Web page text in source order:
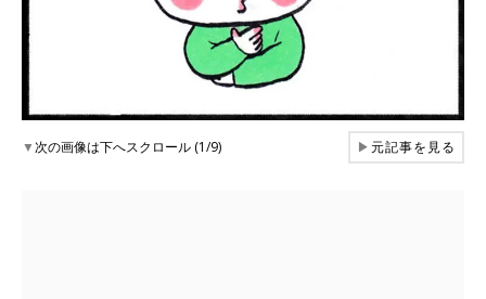
▼次の画像は下へスクロール (1/9) ▶元記事を見る